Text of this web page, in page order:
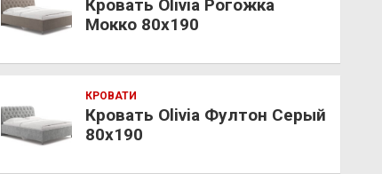
Кровать Olivia Рогожка
Мокко 80х190
КРОВАТИ
Кровать Olivia Фултон Серый
80х190